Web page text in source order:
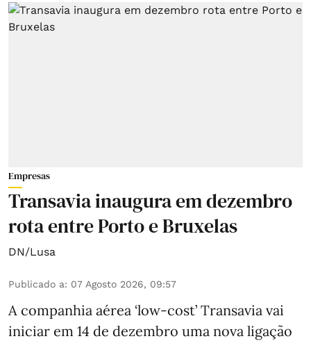
Empresas
Transavia inaugura em dezembro
rota entre Porto e Bruxelas
DN/Lusa
Publicado a: 07 Agosto 2026, 09:57
A companhia aérea ‘low-cost’ Transavia vai
iniciar em 14 de dezembro uma nova ligação